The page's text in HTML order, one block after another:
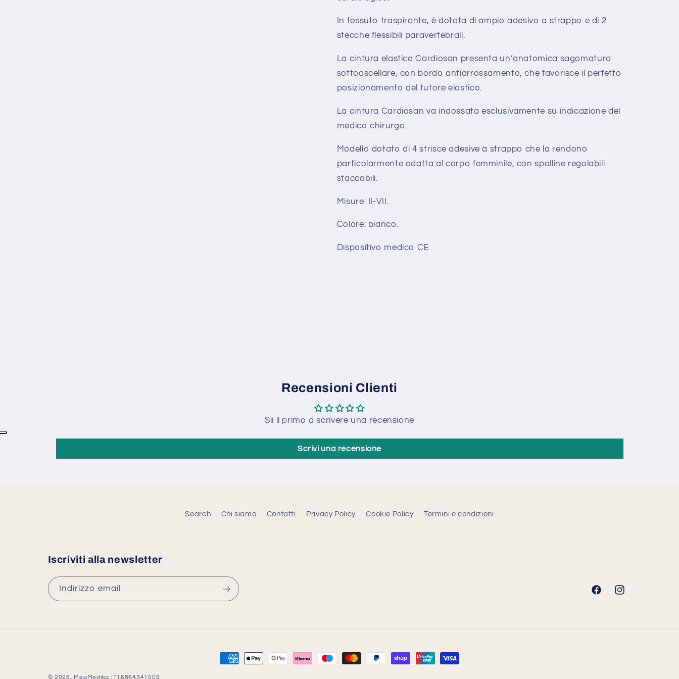
In tessuto traspirante, è dotata di ampio adesivo a strappo e di 2
stecche flessibili paravertebrali.
La cintura elastica Cardiosan presenta un’anatomica sagomatura
sottoascellare, con bordo antiarrossamento, che favorisce il perfetto
posizionamento del tutore elastico.
La cintura Cardiosan va indossata esclusivamente su indicazione del
medico chirurgo.
Modello dotato di 4 strisce adesive a strappo che la rendono
particolarmente adatta al corpo femminile, con spalline regolabili
staccabili.
Misure: II-VII.
Colore: bianco.
Dispositivo medico CE
Recensioni Clienti
Sii il primo a scrivere una recensione
Scrivi una recensione
Search Chi siamo Contatti Privacy Policy Cookie Policy Termini e condizioni
Iscriviti alla newsletter
Indirizzo email
FacebookInstagram
Metodi
© 2026, MepMedika IT16864341009